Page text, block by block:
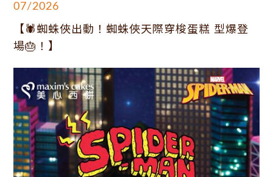
07/2026
【🕷️蜘蛛俠出動！蜘蛛俠天際穿梭蛋糕 型爆登
場🎂！】